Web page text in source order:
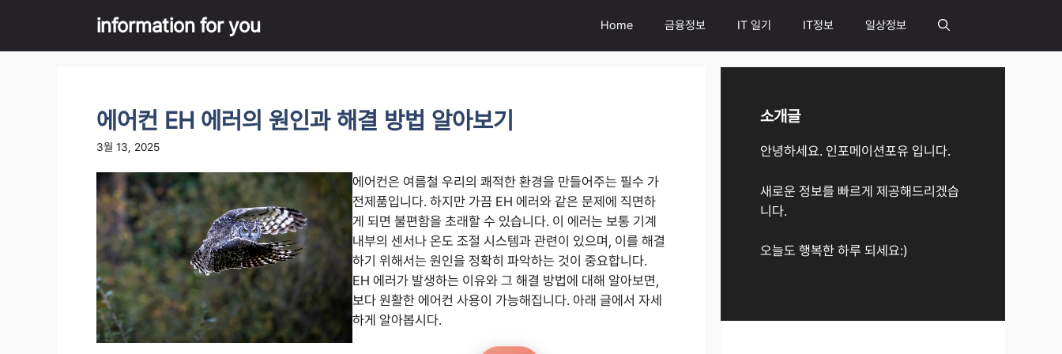
content
information for you Home 금융정보 IT 일기 IT정보 일상정보
에어컨 EH 에러의 원인과 해결 방법 알아보기
3월 13, 2025
에어컨은 여름철 우리의 쾌적한 환경을 만들어주는 필수 가
전제품입니다. 하지만 가끔 EH 에러와 같은 문제에 직면하
게 되면 불편함을 초래할 수 있습니다. 이 에러는 보통 기계
내부의 센서나 온도 조절 시스템과 관련이 있으며, 이를 해결
하기 위해서는 원인을 정확히 파악하는 것이 중요합니다.
EH 에러가 발생하는 이유와 그 해결 방법에 대해 알아보면,
보다 원활한 에어컨 사용이 가능해집니다. 아래 글에서 자세
하게 알아봅시다.
소개글
안녕하세요. 인포메이션포유 입니다.
새로운 정보를 빠르게 제공해드리겠습
니다.
오늘도 행복한 하루 되세요:)